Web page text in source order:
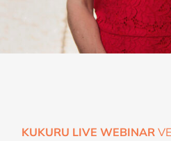
KUKURU LIVE WEBINAR